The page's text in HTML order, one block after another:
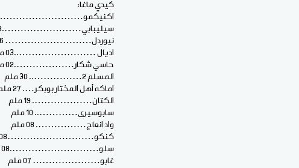
كيدي ماغا:
اكنيكمو……………………… 9
سيليبابي…………………….08 ملم
نيوردل……………………… 06 ملم
اديال ……………………..03 ملم
حاسي شكار……………….02 ملم
المسلم 2…………….. 30 ملم
اماكه أهل المختار بوبكر…. 27 ملم
الكتان………………. 19 ملم
سابوسيرى………….. 10 ملم
واد انعاج……………. 08 ملم
كنكو………………………08 ملم
سلو……………………….08 ملم
غابو………………… 07 ملم